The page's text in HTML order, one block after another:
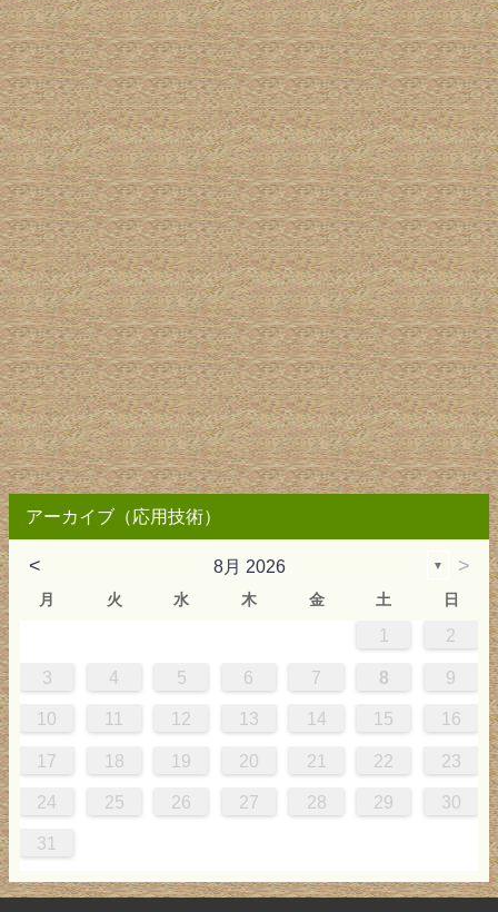
アーカイブ（応用技術）
< 8月 2026 ▼ >
月 火 水 木 金 土 日
1 2
3 4 5 6 7 8 9
10 11 12 13 14 15 16
17 18 19 20 21 22 23
24 25 26 27 28 29 30
31